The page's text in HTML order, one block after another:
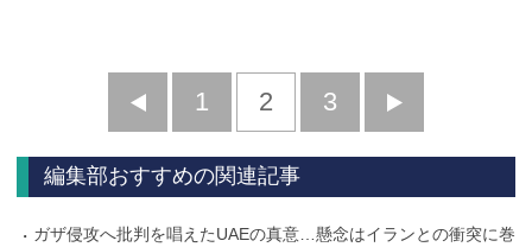
前
へ
1 2 3
へ
編集部おすすめの関連記事
ガザ侵攻へ批判を唱えたUAEの真意…懸念はイランとの衝突に巻